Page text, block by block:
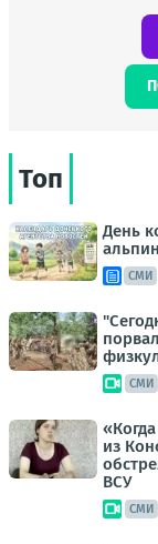
Топ
День
СМИ
СМИ
из
ВСУ
СМИ